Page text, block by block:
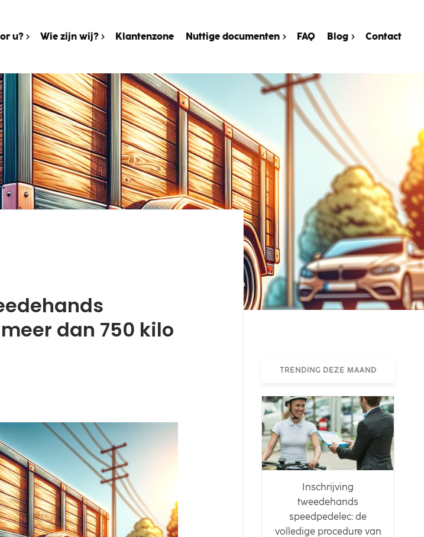
u? Wie zijn wij? Klantenzone Nuttige documenten FAQ Blog Contact
dan 750 kilo
TRENDING DEZE MAAND
Inschrijving
tweedehands
speedpedelec: de
volledige procedure van